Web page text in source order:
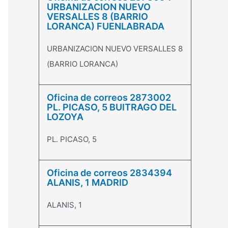
URBANIZACION NUEVO
VERSALLES 8 (BARRIO
LORANCA) FUENLABRADA
URBANIZACION NUEVO VERSALLES 8
(BARRIO LORANCA)
Oficina de correos 2873002
PL. PICASO, 5 BUITRAGO DEL
LOZOYA
PL. PICASO, 5
Oficina de correos 2834394
ALANIS, 1 MADRID
ALANIS, 1